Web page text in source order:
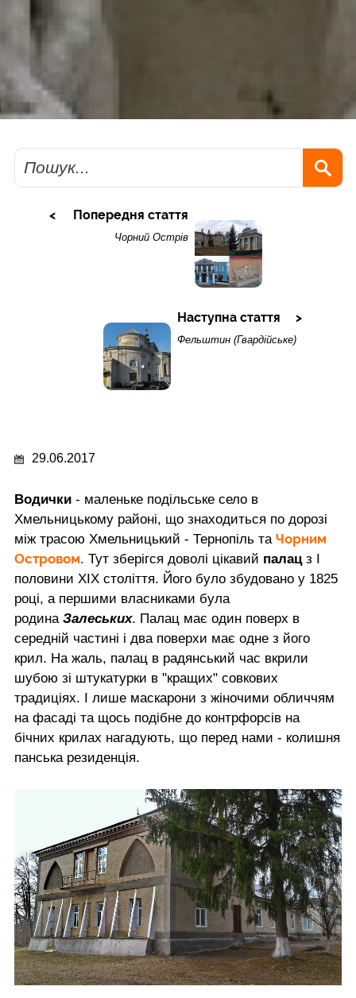
Пошук
Попередня стаття
Чорний Острів
Наступна стаття
Фельштин (Гвардійське)
29.06.2017
Водички - маленьке подільське село в
Хмельницькому районі, що знаходиться по дорозі
між трасою Хмельницький - Тернопіль та Чорним
Островом. Тут зберігся доволі цікавий палац з І
половини ХІХ століття. Його було збудовано у 1825
році, а першими власниками була
родина Залеських. Палац має один поверх в
середній частині і два поверхи має одне з його
крил. На жаль, палац в радянський час вкрили
шубою зі штукатурки в "кращих" совкових
традиціях. І лише маскарони з жіночими обличчям
на фасаді та щось подібне до контрфорсів на
бічних крилах нагадують, що перед нами - колишня
панська резиденція.